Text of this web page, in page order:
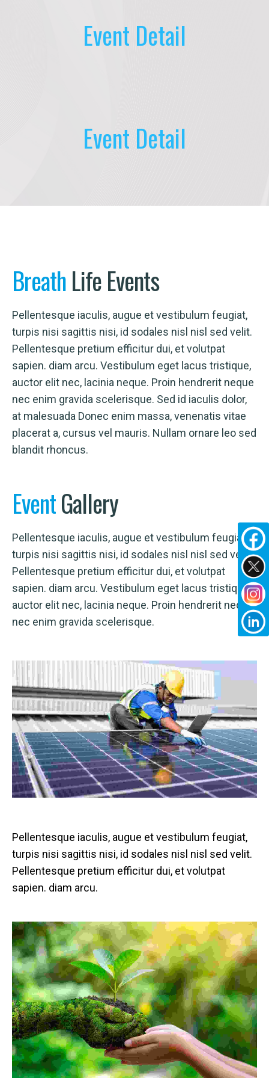
Event Detail
Event Detail
BreathLife Events
Pellentesque iaculis, augue et vestibulum feugiat,
turpis nisi sagittis nisi, id sodales nisl nisl sed velit.
Pellentesque pretium efficitur dui, et volutpat
sapien. diam arcu. Vestibulum eget lacus tristique,
auctor elit nec, lacinia neque. Proin hendrerit neque
nec enim gravida scelerisque. Sed id iaculis dolor,
at malesuada Donec enim massa, venenatis vitae
placerat a, cursus vel mauris. Nullam ornare leo sed
blandit rhoncus.
EventGallery
Pellentesque iaculis, augue et vestibulum feugiat,
turpis nisi sagittis nisi, id sodales nisl nisl sed velit.
Pellentesque pretium efficitur dui, et volutpat
sapien. diam arcu. Vestibulum eget lacus tristique,
auctor elit nec, lacinia neque. Proin hendrerit neque
nec enim gravida scelerisque.
Pellentesque iaculis, augue et vestibulum feugiat,
turpis nisi sagittis nisi, id sodales nisl nisl sed velit.
Pellentesque pretium efficitur dui, et volutpat
sapien. diam arcu.